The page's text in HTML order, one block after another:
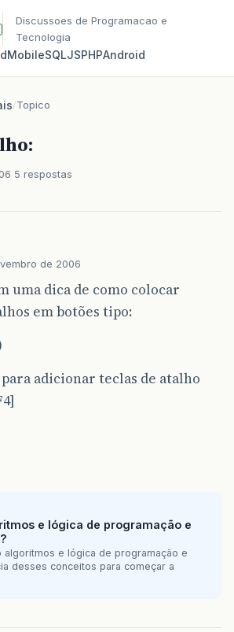
Discussoes de Programacao e
Tecnologia
MobileSQLJSPHPAndroid
/Topico
5 respostas
de 2006
uma dica de como colocar
em botões tipo:
adicionar teclas de atalho
e lógica de programação e
algoritmos e lógica de programação e
desses conceitos para começar a